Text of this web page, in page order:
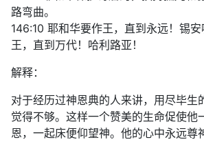
路弯曲。
146:10 耶和华要作王，直到永远！锡
王，直到万代！哈利路亚！
解释：
对于经历过神恩典的人来讲，用尽毕生
觉得不够。这样一个赞美的生命促使他
恩，一起床便仰望神。他的心中永远尊